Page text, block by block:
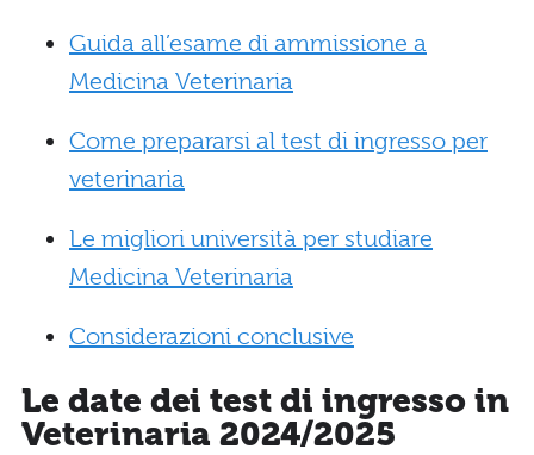
Guida all’esame di ammissione a
Medicina Veterinaria
Come prepararsi al test di ingresso per
veterinaria
Le migliori università per studiare
Medicina Veterinaria
Considerazioni conclusive
Le date dei test di ingresso in
Veterinaria 2024/2025